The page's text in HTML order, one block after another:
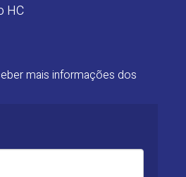
HC
mais informações dos